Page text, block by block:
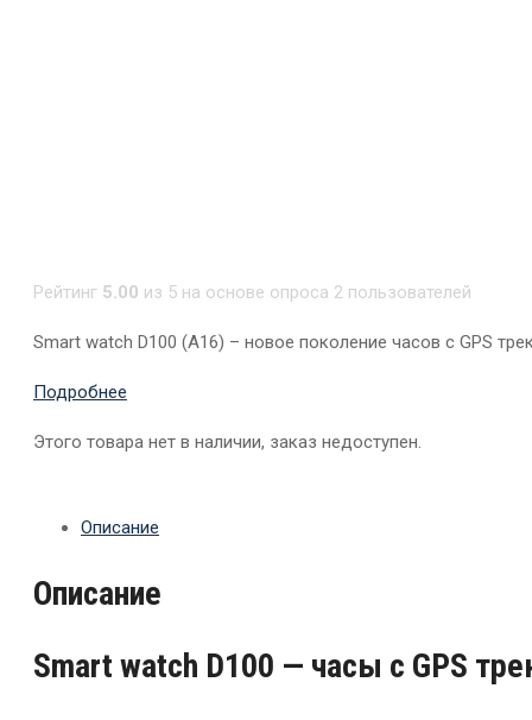
Рейтинг 5.00 из 5 на основе опроса 2 пользователей
Smart watch D100 (A16) – новое поколение часов с GPS
Подробнее
Этого товара нет в наличии, заказ недоступен.
Описание
Описание
Smart watch D100 — часы с GPS